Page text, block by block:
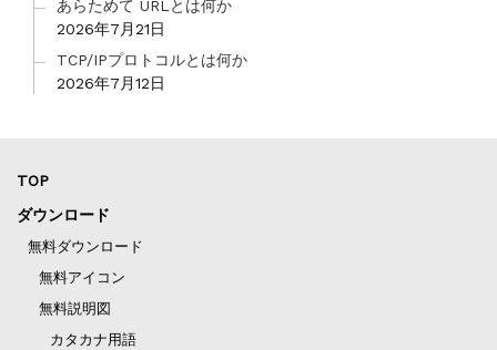
あらためて URLとは何か
2026年7月21日
TCP/IPプロトコルとは何か
2026年7月12日
TOP
ダウンロード
無料ダウンロード
無料アイコン
無料説明図
カタカナ用語